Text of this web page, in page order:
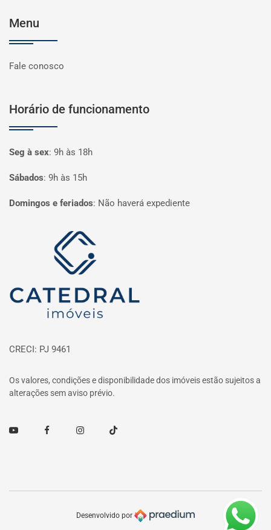
Menu
Fale conosco
Horário de funcionamento
Seg à sex: 9h às 18h
Sábados: 9h às 15h
Domingos e feriados: Não haverá expediente
Página inicial
CRECI: PJ 9461
Os valores, condições e disponibilidade dos imóveis estão sujeitos a
alterações sem aviso prévio.
Youtube FacebookInstagramTikTok
Desenvolvido por